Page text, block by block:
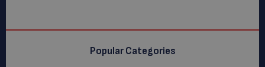
Popular Categories